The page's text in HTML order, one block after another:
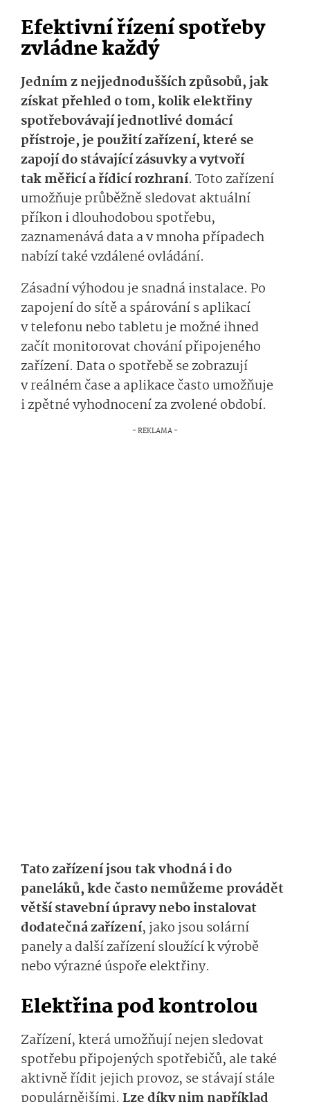
Efektivní řízení spotřeby
zvládne každý
Jedním z nejjednodušších způsobů, jak
získat přehled o tom, kolik elektřiny
spotřebovávají jednotlivé domácí
přístroje, je použití zařízení, které se
zapojí do stávající zásuvky a vytvoří
takměřicí a řídicí rozhraní. Toto zařízení
umožňuje průběžně sledovat aktuální
příkon i dlouhodobou spotřebu,
zaznamenává data a v mnoha případech
nabízí také vzdálené ovládání.
Zásadní výhodou je snadná instalace. Po
zapojení do sítě a spárování s aplikací
v telefonu nebo tabletu je možné ihned
začít monitorovat chování připojeného
zařízení. Data o spotřebě se zobrazují
v reálném čase a aplikace často umožňuje
i zpětné vyhodnocení za zvolené období.
Tato zařízení jsou tak vhodná i do
paneláků, kde často nemůžeme provádět
větší stavební úpravy nebo instalovat
dodatečná zařízení, jako jsou solární
panely a další zařízení sloužící k výrobě
nebo výrazné úspoře elektřiny.
Elektřina pod kontrolou
Zařízení, která umožňují nejen sledovat
spotřebu připojených spotřebičů, ale také
aktivně řídit jejich provoz, se stávají stále